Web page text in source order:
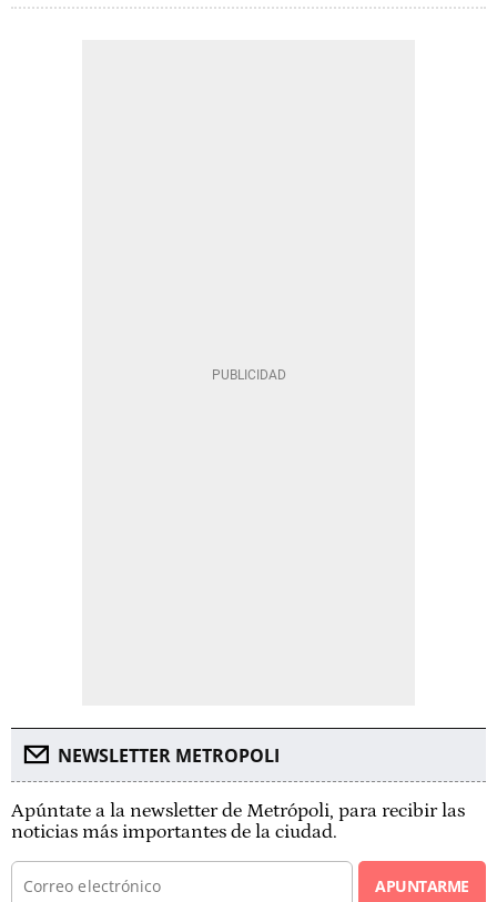
NEWSLETTER METROPOLI
Apúntate a la newsletter de Metrópoli, para recibir las
noticias más importantes de la ciudad.
APUNTARME